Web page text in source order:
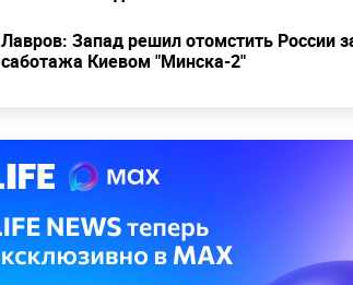
Лавров: Запад решил отомстить России
саботажа Киевом "Минска-2"